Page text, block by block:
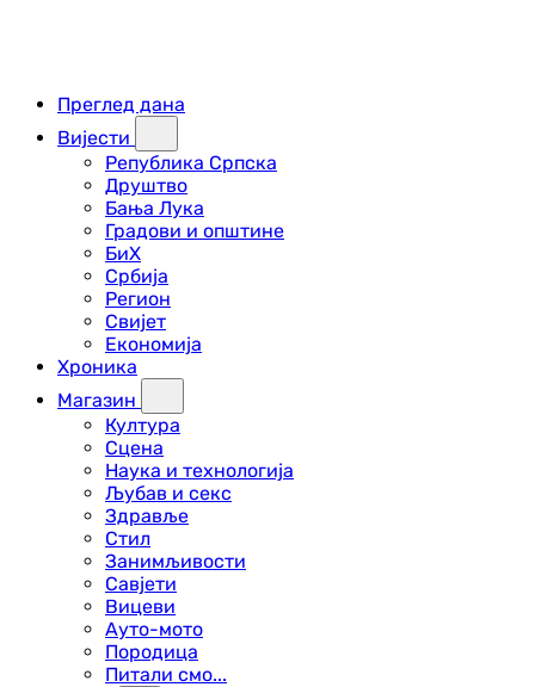
Преглед дана
Вијести
Република Српска
Друштво
Бања Лука
Градови и општине
БиХ
Србија
Регион
Свијет
Економија
Хроника
Магазин
Култура
Сцена
Наука и технологија
Љубав и секс
Здравље
Стил
Занимљивости
Савјети
Вицеви
Ауто-мото
Породица
Питали смо...